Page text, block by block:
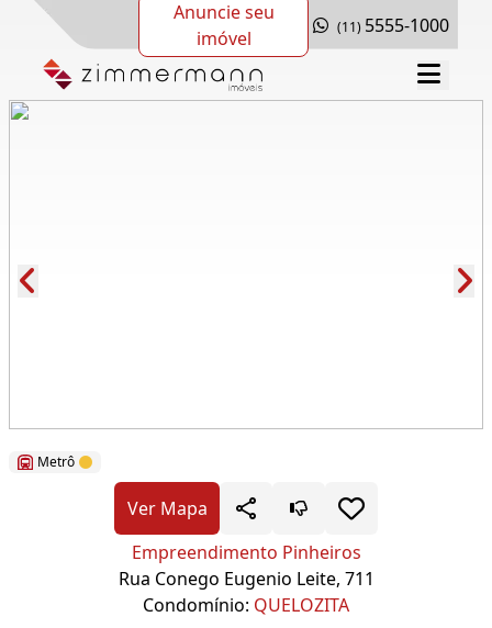
Anuncie seu
imóvel
(11) 5555-1000
Metrô
Ver Mapa
Empreendimento Pinheiros
Rua Conego Eugenio Leite, 711
Condomínio: QUELOZITA